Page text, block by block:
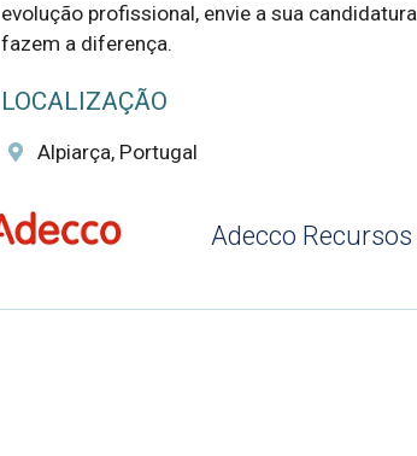
evolução profissional, envie a sua
fazem a diferença.
LOCALIZAÇÃO
Alpiarça, Portugal
Adecco